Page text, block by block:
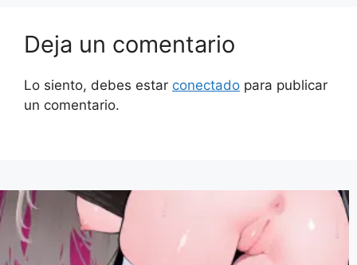
Deja un comentario
Lo siento, debes estar conectado para publicar
un comentario.